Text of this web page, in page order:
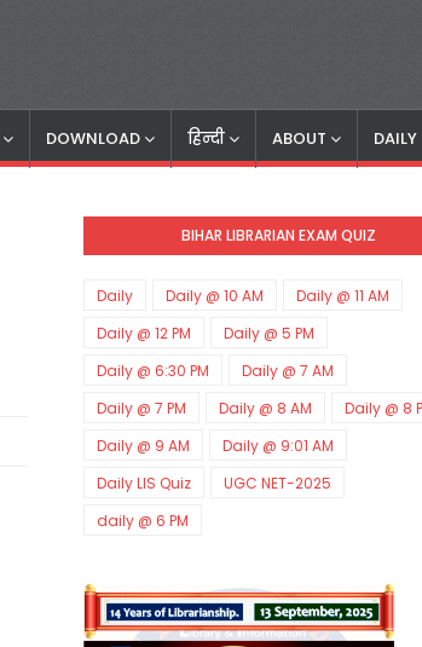
DOWNLOAD हिन्दी ABOUT DAILY
BIHAR LIBRARIAN EXAM QUIZ
Daily Daily @ 10 AM
Daily @ 11 AM
Daily @ 12 PM
Daily @ 5 PM
Daily @ 6:30 PM
Daily @ 7 AM
Daily @ 7 PM
Daily @ 8 AM
Daily @ 8
Daily @ 9 AM
Daily @ 9:01 AM
Daily LIS Quiz
UGC NET-2025
daily @ 6 PM